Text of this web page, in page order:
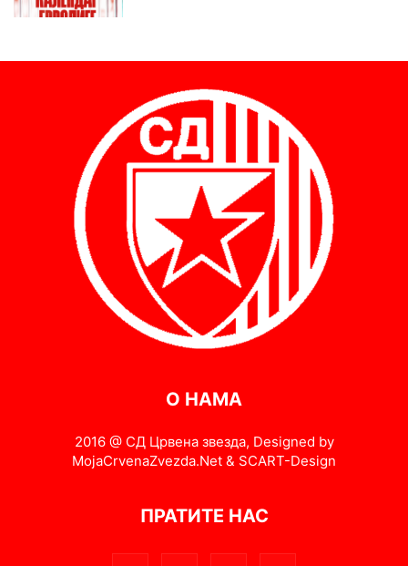
О НАМА
2016 @ СД Црвена звезда, Designed by
MojaCrvenaZvezda.Net & SCART-Design
ПРАТИТЕ НАС